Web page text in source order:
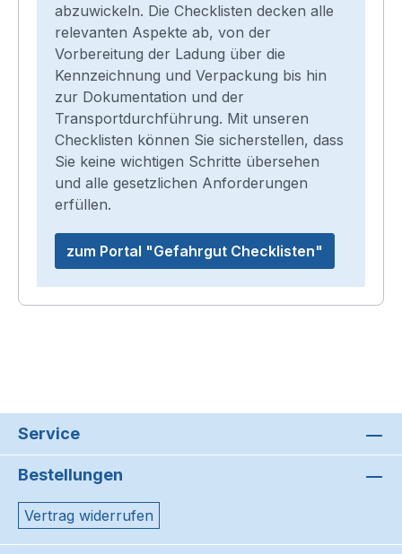
abzuwickeln. Die Checklisten decken alle
relevanten Aspekte ab, von der
Vorbereitung der Ladung über die
Kennzeichnung und Verpackung bis hin
zur Dokumentation und der
Transportdurchführung. Mit unseren
Checklisten können Sie sicherstellen, dass
Sie keine wichtigen Schritte übersehen
und alle gesetzlichen Anforderungen
erfüllen.
zum Portal "Gefahrgut Checklisten"
Service
Bestellungen
Vertrag widerrufen